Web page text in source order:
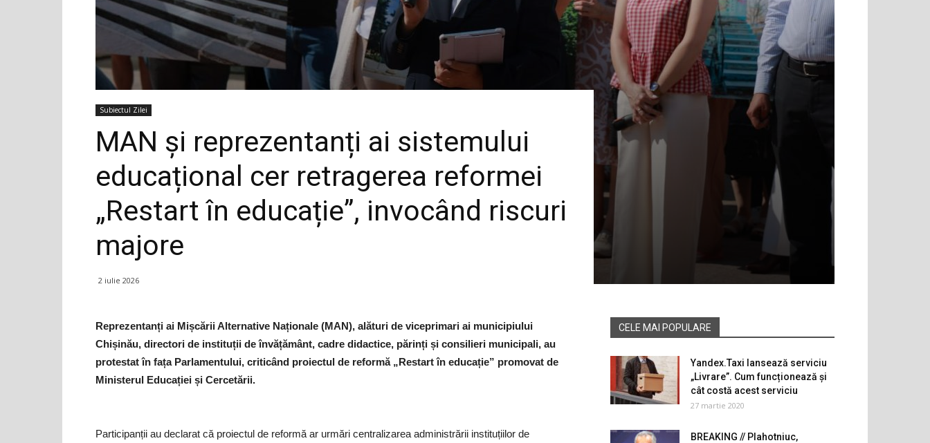
Subiectul Zilei
MAN și reprezentanți ai sistemului
educațional cer retragerea reformei
„Restart în educație”, invocând riscuri
majore
2 iulie 2026
Reprezentanți ai Mișcării Alternative Naționale (MAN), alături de viceprimari ai municipiului
Chișinău, directori de instituții de învățământ, cadre didactice, părinți și consilieri municipali, au
protestat în fața Parlamentului, criticând proiectul de reformă „Restart în educație” promovat de
Ministerul Educației și Cercetării.
Participanții au declarat că proiectul de reformă ar urmări centralizarea administrării instituțiilor de
CELE MAI POPULARE
Yandex.Taxi lansează serviciu
„Livrare”. Cum funcționează și
cât costă acest serviciu
27 martie 2020
BREAKING // Plahotniuc,